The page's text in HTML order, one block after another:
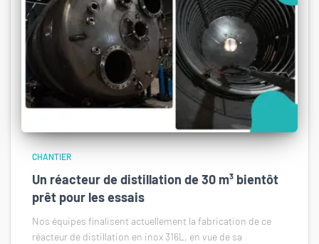
CHANTIER
Un réacteur de distillation de 30 m³ bientôt
prêt pour les essais
Nos équipes finalisent actuellement la fabrication de ce
réacteur de distillation en inox 316L, en vue de sa